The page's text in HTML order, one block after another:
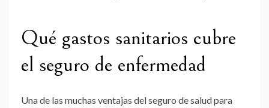
Qué gastos sanitarios cubre
el seguro de enfermedad
Una de las muchas ventajas del seguro de salud para